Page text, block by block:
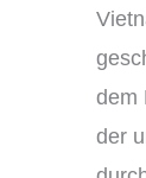
dem
der